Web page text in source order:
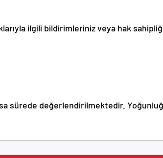
ilgili bildirimleriniz veya hak
sürede değerlendirilmektedir.